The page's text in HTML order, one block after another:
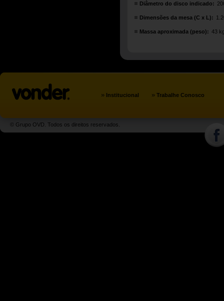
Diâmetro do disco indicado:
Dimensões da mesa (C x L):
Massa aproximada (peso): 43
» Institucional » Trabalhe Conosco
© Grupo OVD. Todos os direitos reservados.